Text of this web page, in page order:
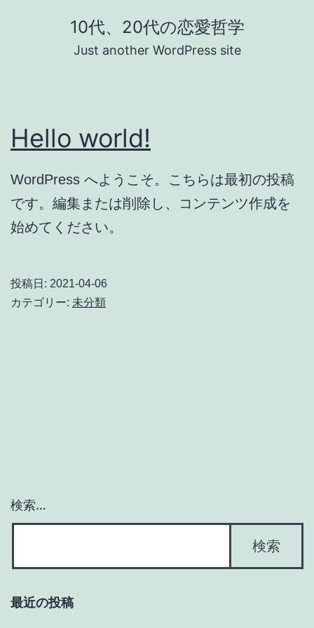
へ
ス
キ
ッ
プ
10代、20代の恋愛哲学
Just another WordPress site
Hello world!
WordPress へようこそ。こちらは最初の投稿
です。編集または削除し、コンテンツ作成を
始めてください。
投稿日: 2021-04-06
カテゴリー: 未分類
検索…
最近の投稿